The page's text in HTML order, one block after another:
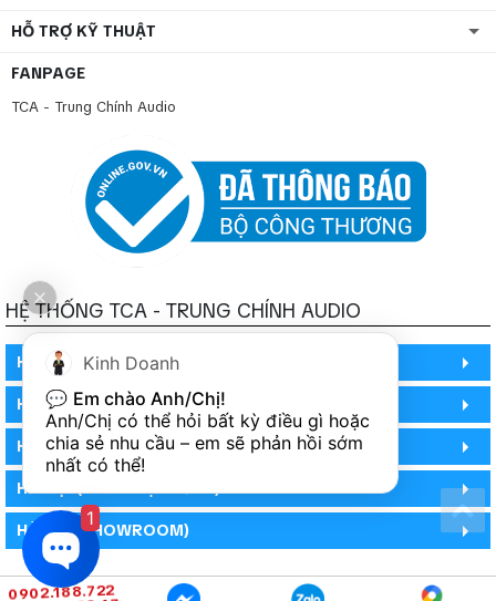
HỖ TRỢ KỸ THUẬT
FANPAGE
TCA - Trung Chính Audio
HỆ THỐNG TCA - TRUNG CHÍNH AUDIO
HỒ CHÍ MINH
HỒ CHÍ MINH
HỒ CHÍ MINH (PHÒNG BẢO HÀNH)
HÀ NỘI (DEMO HỆ THỐNG)
HÀ NỘI (SHOWROOM)
0902.188.722
Kinh Doanh
💬 Em chào Anh/Chị!
Anh/Chị có thể hỏi bất kỳ điều gì hoặc
chia sẻ nhu cầu – em sẽ phản hồi sớm
nhất có thể!
1